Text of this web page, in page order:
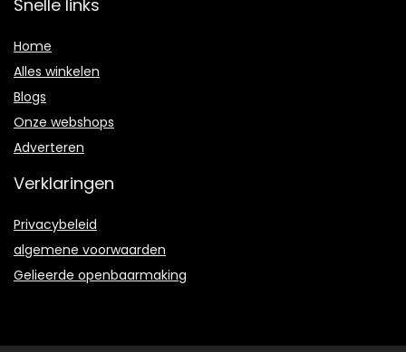
Snelle links
Home
Alles winkelen
Blogs
Onze webshops
Adverteren
Verklaringen
Privacybeleid
algemene voorwaarden
Gelieerde openbaarmaking